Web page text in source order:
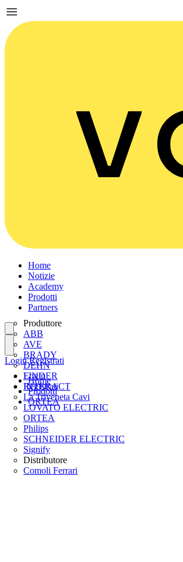
Home
Notizie
Academy
Prodotti
Partners
Produttore
ABB
AVE
BRADY
DEHN
FINDER
INTERACT
La Triveneta Cavi
LOVATO ELECTRIC
ORTEA
Philips
SCHNEIDER ELECTRIC
Signify
Distributore
Comoli Ferrari
Login
Registrati
Login Registrati
Home
Prodotti
ORTEA